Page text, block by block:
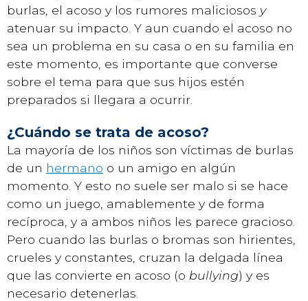
burlas, el acoso y los rumores maliciosos y
atenuar su impacto. Y aun cuando el acoso no
sea un problema en su casa o en su familia en
este momento, es importante que converse
sobre el tema para que sus hijos estén
preparados si llegara a ocurrir.
¿Cuándo se trata de acoso?
La mayoría de los niños son víctimas de burlas
de un hermano o un amigo en algún
momento. Y esto no suele ser malo si se hace
como un juego, amablemente y de forma
recíproca, y a ambos niños les parece gracioso.
Pero cuando las burlas o bromas son hirientes,
crueles y constantes, cruzan la delgada línea
que las convierte en acoso (o bullying) y es
necesario detenerlas.